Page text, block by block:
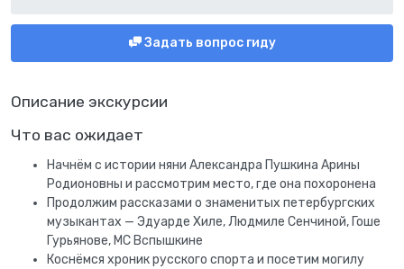
Описание экскурсии
Что вас ожидает
Начнём с истории няни Александра Пушкина Арины
Родионовны и рассмотрим место, где она похоронена
Продолжим рассказами о знаменитых петербургских
музыкантах — Эдуарде Хиле, Людмиле Сенчиной, Гоше
Гурьянове, МС Вспышкине
Коснёмся хроник русского спорта и посетим могилу
Задать вопрос гиду